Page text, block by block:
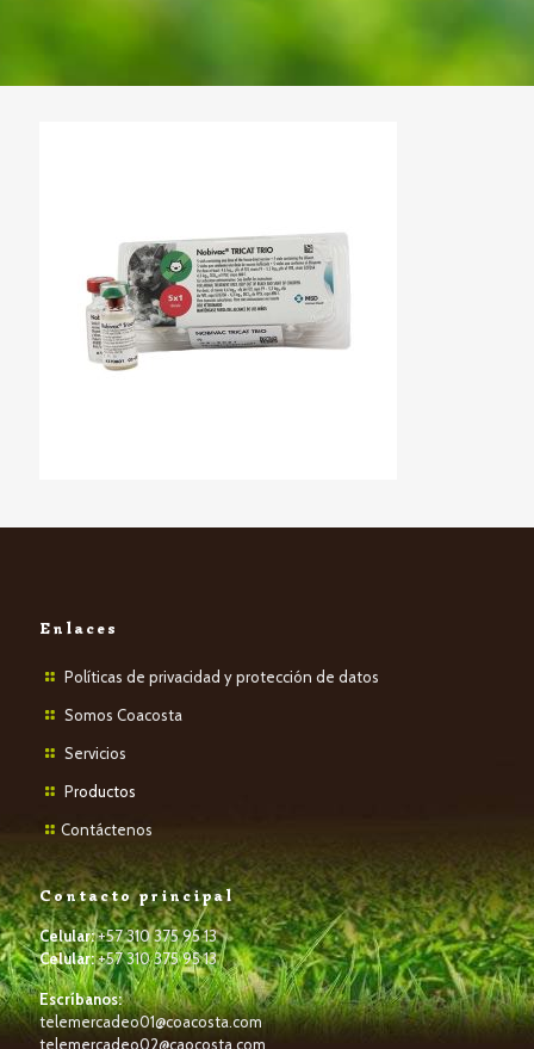
Enlaces
Políticas de privacidad y protección de datos
Somos Coacosta
Servicios
Productos
Contáctenos
Contacto principal
Celular:+57 310 375 95 13
Celular:+57 310 375 95 13
Escríbanos:
telemercadeo01@coacosta.com
telemercadeo02@caocosta.com